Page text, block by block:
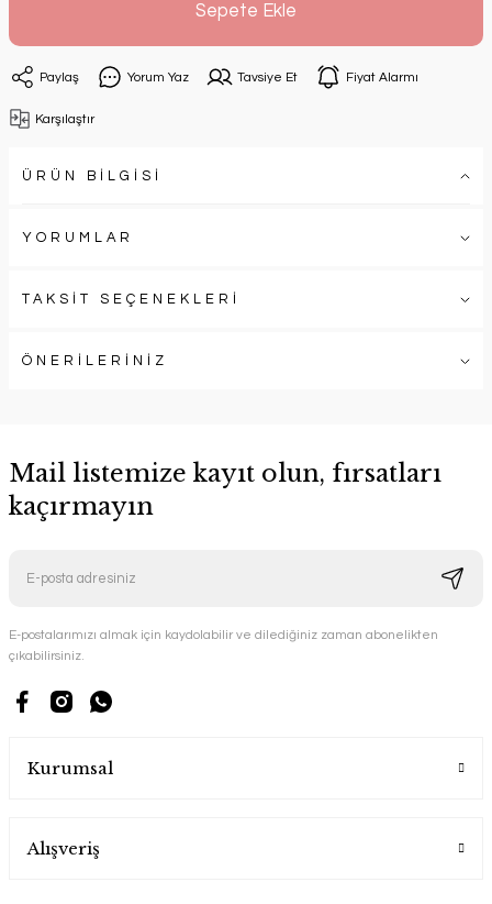
Sepete Ekle
Paylaş Yorum Yaz Tavsiye Et Fiyat Alarmı
Karşılaştır
ÜRÜN BİLGİSİ
YORUMLAR
TAKSİT SEÇENEKLERİ
ÖNERİLERİNİZ
Mail listemize kayıt olun, fırsatları
kaçırmayın
E-postalarımızı almak için kaydolabilir ve dilediğiniz zaman abonelikten
çıkabilirsiniz.
Kurumsal
Alışveriş